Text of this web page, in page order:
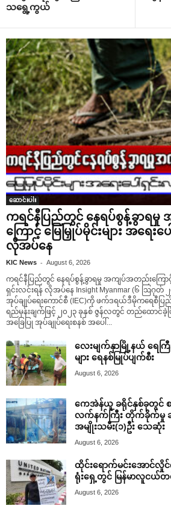
သ‌ရွေ့ကွယ်
ဆောင်းပါး
ကရင်နီပြည်တွင် နေရပ်စွန့်ခွာရ
ကြောင့် မြေမြှုပ်မိုင်းများ အရေးပ
လိုအပ်နေ
KIC News - August 6, 2026
ကရင်နီပြည်တွင် နေရပ်စွန့်ခွာရမှု အကျပ်အတည်းကြောင့် မ
ရှင်းလင်းရန် လိုအပ်နေ Insight Myanmar (၆ ဩဂုတ်
အုပ်ချုပ်ရေးကောင်စီ (IEC)ကို ဖက်ဒရယ်ဒီမိုကရေစီပ
ရည်မှန်းချက်ဖြင့် ၂၀၂၃ ခုနှစ် ဇွန်လတွင် တည်ထောင်ခဲ့
အခြေပြု အုပ်ချုပ်ရေးစနစ် အပေါ်...
လေးမျက်နှာမြို့နယ် ရေကြီ
များ ရေနစ်မြုပ်ပျက်စီး
August 6, 2026
ကေအဲန်ယူ ခရိုင်နှစ်ခုတွင် စ
လက်နက်ကြီး တိုက်ခိုက်မှု
အမျိုးသမီး(၁)ဦး သေဆုံး
August 6, 2026
ထိုင်းရောက်မင်းအောင်လှို
ရုံးရှေ့တွင် မြန်မာလူငယ်တစ်
August 6, 2026